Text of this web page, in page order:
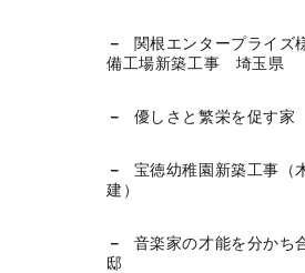
関根エンタープライ
備工場新築工事 埼玉県
優しさと繁栄を促す
宝徳幼稚園新築工事（
建）
音楽家の才能を分か
邸